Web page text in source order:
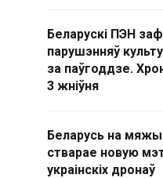
Беларускі ПЭН
парушэнняў
за паўгоддзе.
3 жніўня
Беларусь на мяжы
стварае новую
украінскіх дронаў